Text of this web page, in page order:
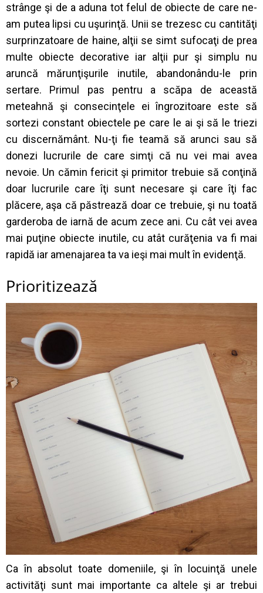
strânge şi de a aduna tot felul de obiecte de care ne-
am putea lipsi cu uşurinţă. Unii se trezesc cu cantităţi
surprinzatoare de haine, alţii se simt sufocaţi de prea
multe obiecte decorative iar alţii pur şi simplu nu
aruncă mărunţişurile inutile, abandonându-le prin
sertare. Primul pas pentru a scăpa de această
meteahnă şi consecinţele ei îngrozitoare este să
sortezi constant obiectele pe care le ai şi să le triezi
cu discernământ. Nu-ţi fie teamă să arunci sau să
donezi lucrurile de care simţi că nu vei mai avea
nevoie. Un cămin fericit şi primitor trebuie să conţină
doar lucrurile care îţi sunt necesare şi care îţi fac
plăcere, aşa că păstrează doar ce trebuie, şi nu toată
garderoba de iarnă de acum zece ani. Cu cât vei avea
mai puţine obiecte inutile, cu atât curăţenia va fi mai
rapidă iar amenajarea ta va ieşi mai mult în evidenţă.
Prioritizează
Ca în absolut toate domeniile, şi în locuinţă unele
activităţi sunt mai importante ca altele şi ar trebui